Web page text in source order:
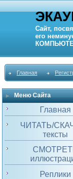
Сайт,
его
Главная
Меню Сайта
Главная
ЧИТАТЬ/
тексты
Реплики